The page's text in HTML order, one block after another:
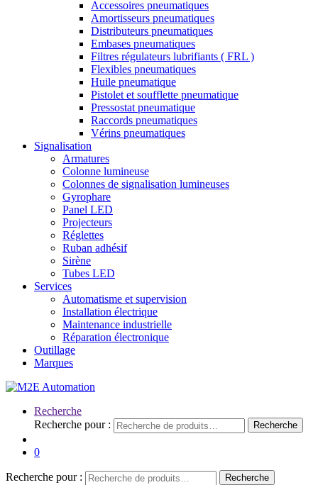
Accessoires pneumatiques
Amortisseurs pneumatiques
Distributeurs pneumatiques
Embases pneumatiques
Filtres régulateurs lubrifiants ( FRL )
Flexibles pneumatiques
Huile pneumatique
Pistolet et soufflette pneumatique
Pressostat pneumatique
Raccords pneumatiques
Vérins pneumatiques
Signalisation
Armatures
Colonne lumineuse
Colonnes de signalisation lumineuses
Gyrophare
Panel LED
Projecteurs
Réglettes
Ruban adhésif
Sirène
Tubes LED
Services
Automatisme et supervision
Installation électrique
Maintenance industrielle
Réparation électronique
Outillage
Marques
Recherche
Recherche pour :
Recherche
0
Recherche pour : Recherche